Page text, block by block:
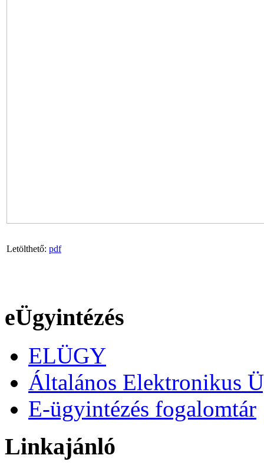
Letölthető: pdf
eÜgyintézés
ELÜGY
Általános Elektronikus
E-ügyintézés fogalomtár
Linkajánló